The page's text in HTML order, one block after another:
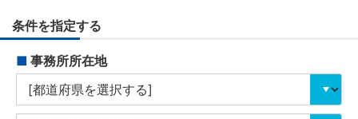
条件を指定する
■ 事務所所在地